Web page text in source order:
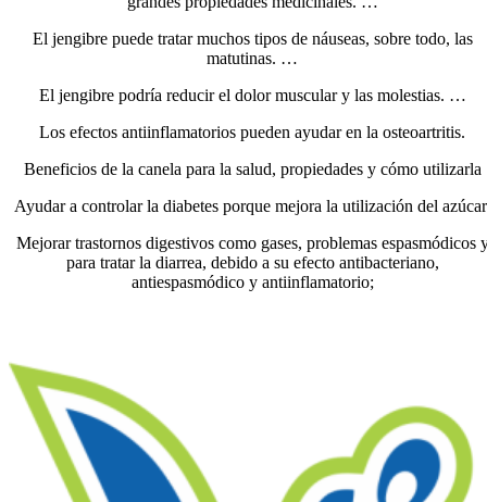
El jengibre puede tratar muchos tipos de náuseas, sobre todo, las
matutinas. …
El jengibre podría reducir el dolor muscular y las molestias. …
Los efectos antiinflamatorios pueden ayudar en la osteoartritis.
Beneficios de la canela para la salud, propiedades y cómo utilizarla
Ayudar a controlar la diabetes porque mejora la utilización del
Mejorar trastornos digestivos como gases, problemas espasmódicos
para tratar la diarrea, debido a su efecto antibacteriano,
antiespasmódico y antiinflamatorio;